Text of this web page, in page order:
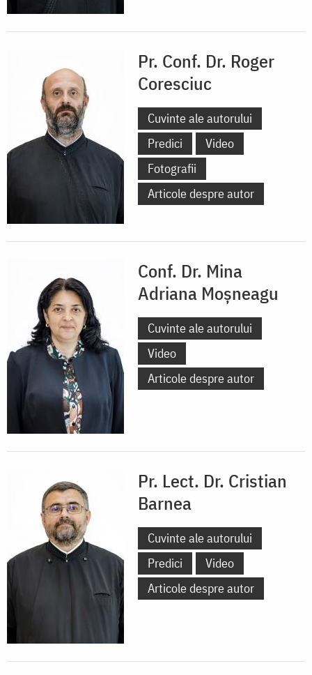
Pr. Conf. Dr. Roger
Coresciuc
Cuvinte ale autorului
Predici
Video
Fotografii
Articole despre autor
Conf. Dr. Mina
Adriana Moșneagu
Cuvinte ale autorului
Video
Articole despre autor
Pr. Lect. Dr. Cristian
Barnea
Cuvinte ale autorului
Predici
Video
Articole despre autor